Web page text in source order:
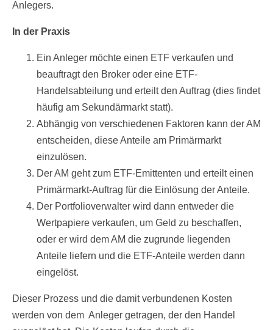
Anlegers.
In der Praxis
Ein Anleger möchte einen ETF verkaufen und
beauftragt den Broker oder eine ETF-
Handelsabteilung und erteilt den Auftrag (dies findet
häufig am Sekundärmarkt statt).
Abhängig von verschiedenen Faktoren kann der AM
entscheiden, diese Anteile am Primärmarkt
einzulösen.
Der AM geht zum ETF-Emittenten und erteilt einen
Primärmarkt-Auftrag für die Einlösung der Anteile.
Der Portfolioverwalter wird dann entweder die
Wertpapiere verkaufen, um Geld zu beschaffen,
oder er wird dem AM die zugrunde liegenden
Anteile liefern und die ETF-Anteile werden dann
eingelöst.
Dieser Prozess und die damit verbundenen Kosten
werden von dem Anleger getragen, der den Handel